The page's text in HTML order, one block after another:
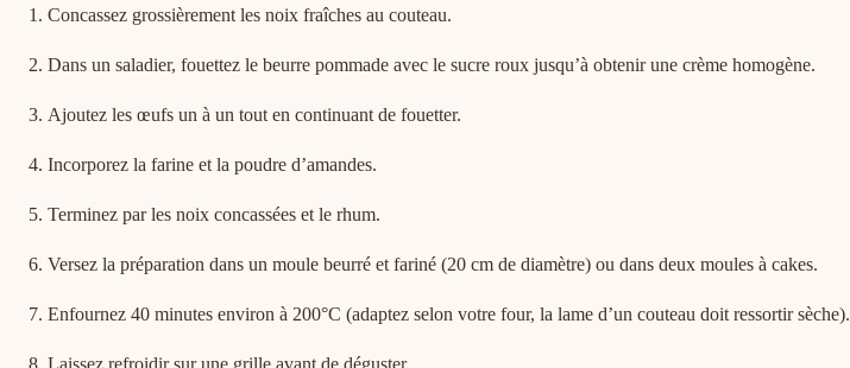
Concassez grossièrement les noix fraîches au couteau.
Dans un saladier, fouettez le beurre pommade avec le sucre roux jusqu’à obtenir une crème homogène.
Ajoutez les œufs un à un tout en continuant de fouetter.
Incorporez la farine et la poudre d’amandes.
Terminez par les noix concassées et le rhum.
Versez la préparation dans un moule beurré et fariné (20 cm de diamètre) ou dans deux moules à cakes.
Enfournez 40 minutes environ à 200°C (adaptez selon votre four, la lame d’un couteau doit ressortir sèche).
Laissez refroidir sur une grille avant de déguster.